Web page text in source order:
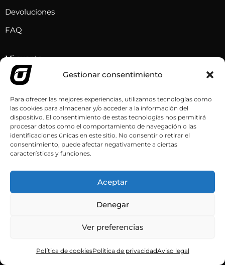
Gestionar consentimiento
Para ofrecer las mejores experiencias, utilizamos tecnologías como
las cookies para almacenar y/o acceder a la información del
dispositivo. El consentimiento de estas tecnologías nos permitirá
procesar datos como el comportamiento de navegación o las
identificaciones únicas en este sitio. No consentir o retirar el
consentimiento, puede afectar negativamente a ciertas
características y funciones.
Aceptar
Denegar
Ver preferencias
Política de cookiesPolítica de privacidadAviso legal
Devoluciones
FAQ
Mi cuenta
RECUPERATION
Sport
Health
n
s
t
a
r
m
i
k
i
t
Copyright © 2026 por Recuperation | Todos los derechos reservados